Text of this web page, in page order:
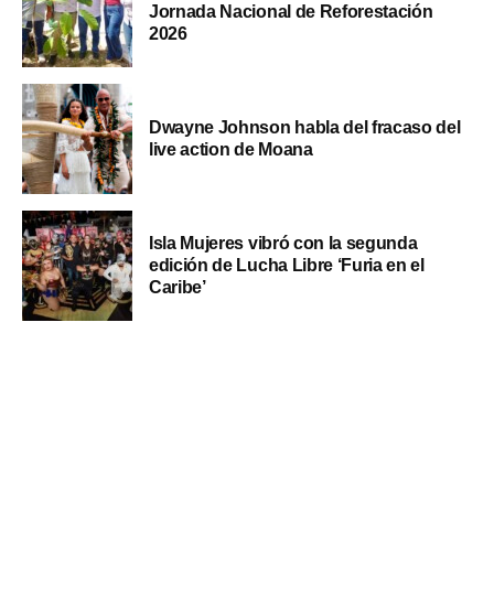
Jornada Nacional de Reforestación
2026
Dwayne Johnson habla del fracaso del
live action de Moana
Isla Mujeres vibró con la segunda
edición de Lucha Libre ‘Furia en el
Caribe’